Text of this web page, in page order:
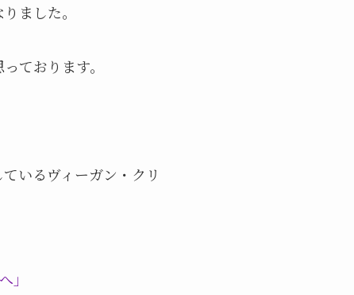
ました。
ております。
いるヴィーガン・クリ
」